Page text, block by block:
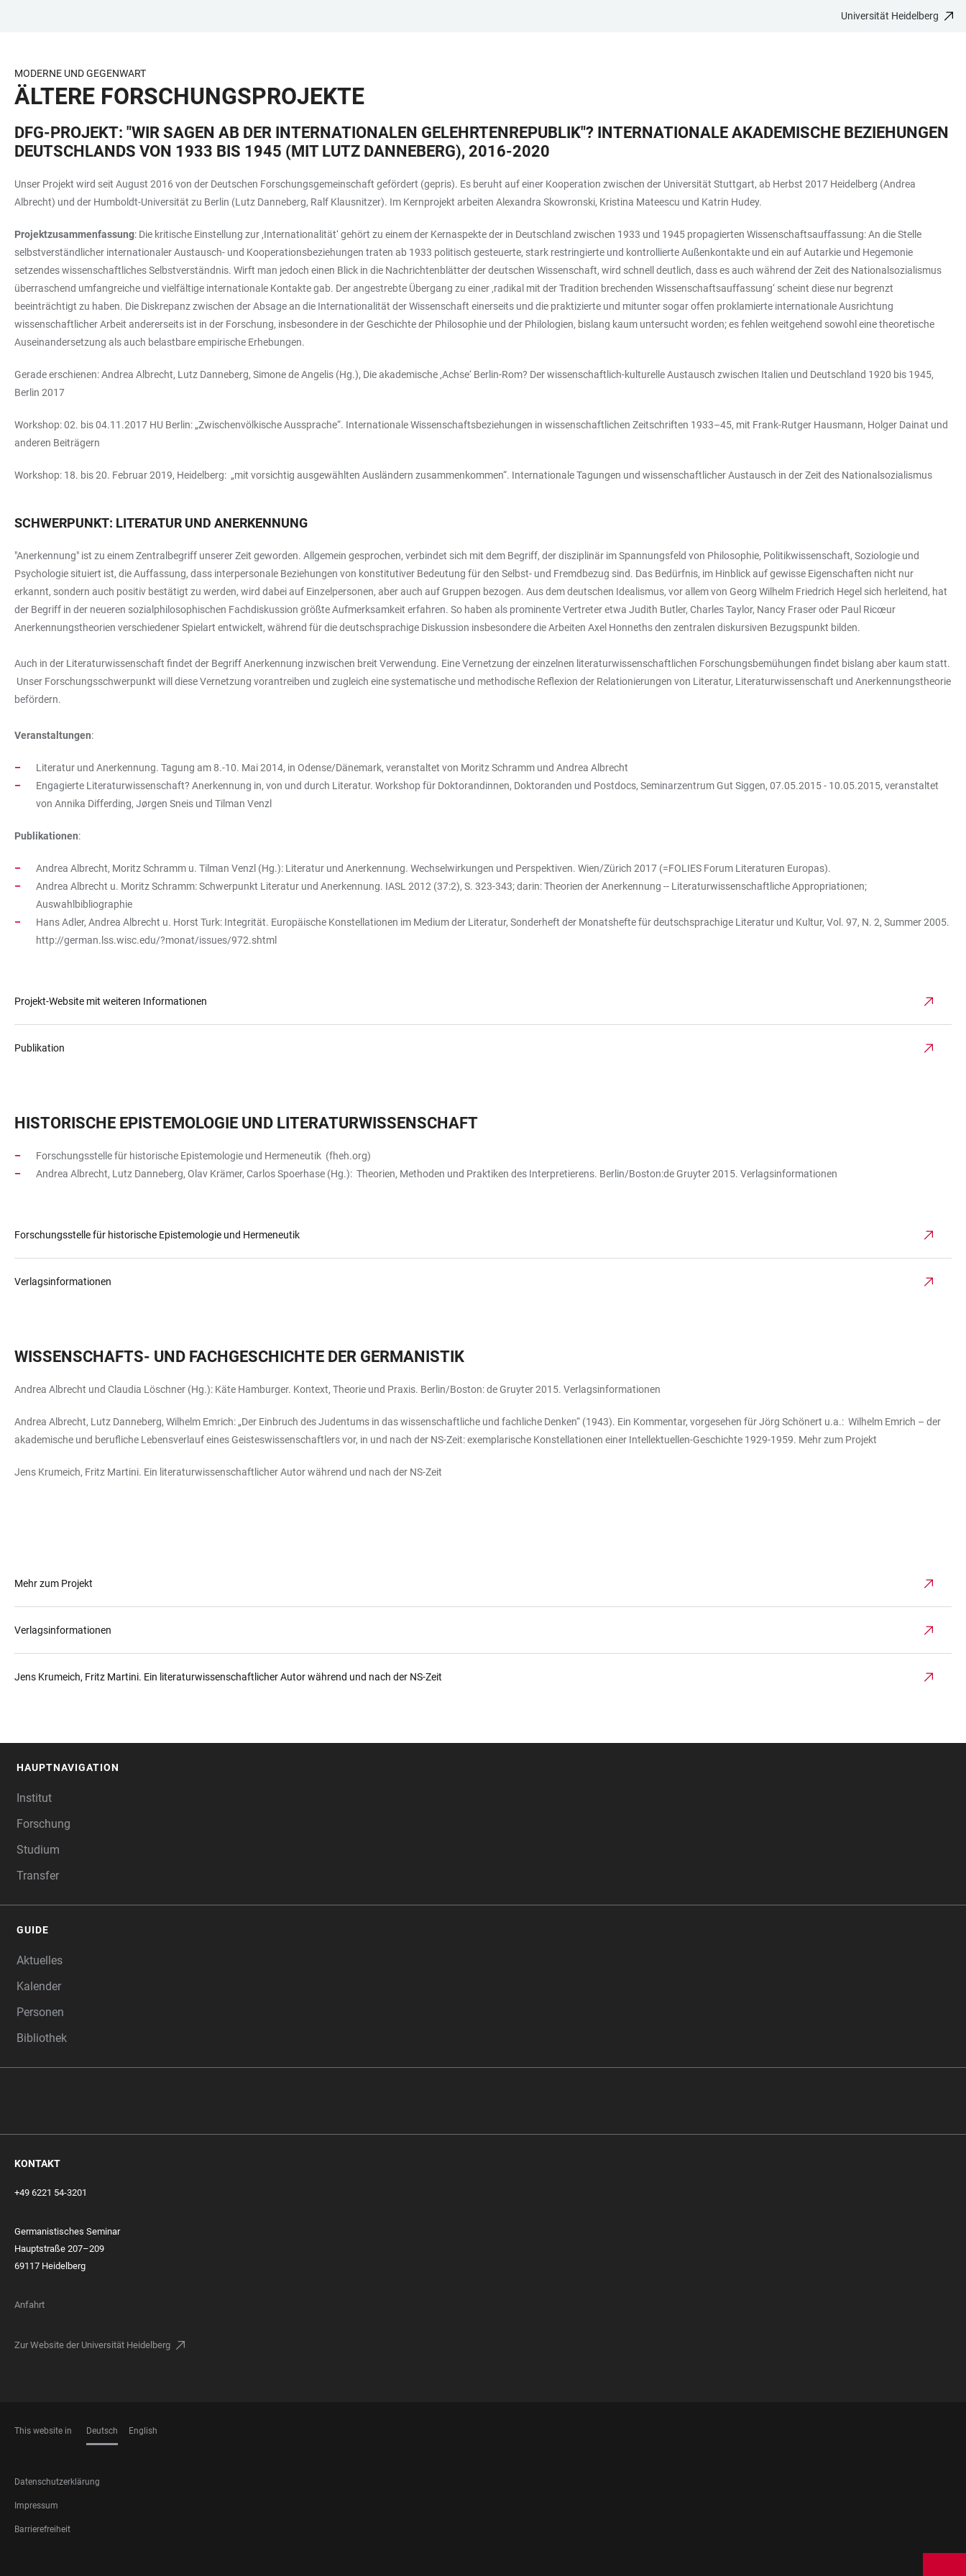
BARRIEREFREIHEIT
Universität Heidelberg
MODERNE UND GEGENWART
ÄLTERE FORSCHUNGSPROJEKTE
DFG-PROJEKT: "WIR SAGEN AB DER INTERNATIONALEN GELEHRTENREPUBLIK"? INTERNATIONALE AKADEMISCHE BEZIEHUNGEN
DEUTSCHLANDS VON 1933 BIS 1945 (MIT LUTZ DANNEBERG), 2016-2020
Unser Projekt wird seit August 2016 von der Deutschen Forschungsgemeinschaft gefördert (gepris). Es beruht auf einer Kooperation zwischen der Universität Stuttgart, ab Herbst 2017 Heidelberg (Andrea
Albrecht) und der Humboldt-Universität zu Berlin (Lutz Danneberg, Ralf Klausnitzer). Im Kernprojekt arbeiten Alexandra Skowronski, Kristina Mateescu und Katrin Hudey.
Projektzusammenfassung: Die kritische Einstellung zur ‚Internationalität‘ gehört zu einem der Kernaspekte der in Deutschland zwischen 1933 und 1945 propagierten Wissenschaftsauffassung: An die Stelle
selbstverständlicher internationaler Austausch- und Kooperationsbeziehungen traten ab 1933 politisch gesteuerte, stark restringierte und kontrollierte Außenkontakte und ein auf Autarkie und Hegemonie
setzendes wissenschaftliches Selbstverständnis. Wirft man jedoch einen Blick in die Nachrichtenblätter der deutschen Wissenschaft, wird schnell deutlich, dass es auch während der Zeit des Nationalsozialismus
überraschend umfangreiche und vielfältige internationale Kontakte gab. Der angestrebte Übergang zu einer ‚radikal mit der Tradition brechenden Wissenschaftsauffassung‘ scheint diese nur begrenzt
beeinträchtigt zu haben. Die Diskrepanz zwischen der Absage an die Internationalität der Wissenschaft einerseits und die praktizierte und mitunter sogar offen proklamierte internationale Ausrichtung
wissenschaftlicher Arbeit andererseits ist in der Forschung, insbesondere in der Geschichte der Philosophie und der Philologien, bislang kaum untersucht worden; es fehlen weitgehend sowohl eine theoretische
Auseinandersetzung als auch belastbare empirische Erhebungen.
Gerade erschienen: Andrea Albrecht, Lutz Danneberg, Simone de Angelis (Hg.), Die akademische ‚Achse‘ Berlin-Rom? Der wissenschaftlich-kulturelle Austausch zwischen Italien und Deutschland 1920 bis 1945,
Berlin 2017
Workshop: 02. bis 04.11.2017 HU Berlin: „Zwischenvölkische Aussprache“. Internationale Wissenschaftsbeziehungen in wissenschaftlichen Zeitschriften 1933–45, mit Frank-Rutger Hausmann, Holger Dainat und
anderen Beiträgern
Workshop: 18. bis 20. Februar 2019, Heidelberg: „mit vorsichtig ausgewählten Ausländern zusammenkommen“. Internationale Tagungen und wissenschaftlicher Austausch in der Zeit des Nationalsozialismus
SCHWERPUNKT: LITERATUR UND ANERKENNUNG
"Anerkennung" ist zu einem Zentralbegriff unserer Zeit geworden. Allgemein gesprochen, verbindet sich mit dem Begriff, der disziplinär im Spannungsfeld von Philosophie, Politikwissenschaft, Soziologie und
Psychologie situiert ist, die Auffassung, dass interpersonale Beziehungen von konstitutiver Bedeutung für den Selbst- und Fremdbezug sind. Das Bedürfnis, im Hinblick auf gewisse Eigenschaften nicht nur
erkannt, sondern auch positiv bestätigt zu werden, wird dabei auf Einzelpersonen, aber auch auf Gruppen bezogen. Aus dem deutschen Idealismus, vor allem von Georg Wilhelm Friedrich Hegel sich herleitend, hat
der Begriff in der neueren sozialphilosophischen Fachdiskussion größte Aufmerksamkeit erfahren. So haben als prominente Vertreter etwa Judith Butler, Charles Taylor, Nancy Fraser oder Paul Ricœur
Anerkennungstheorien verschiedener Spielart entwickelt, während für die deutschsprachige Diskussion insbesondere die Arbeiten Axel Honneths den zentralen diskursiven Bezugspunkt bilden.
Auch in der Literaturwissenschaft findet der Begriff Anerkennung inzwischen breit Verwendung. Eine Vernetzung der einzelnen literaturwissenschaftlichen Forschungsbemühungen findet bislang aber kaum statt.
Unser Forschungsschwerpunkt will diese Vernetzung vorantreiben und zugleich eine systematische und methodische Reflexion der Relationierungen von Literatur, Literaturwissenschaft und Anerkennungstheorie
befördern.
Veranstaltungen:
Literatur und Anerkennung. Tagung am 8.-10. Mai 2014, in Odense/Dänemark, veranstaltet von Moritz Schramm und Andrea Albrecht
Engagierte Literaturwissenschaft? Anerkennung in, von und durch Literatur. Workshop für Doktorandinnen, Doktoranden und Postdocs, Seminarzentrum Gut Siggen, 07.05.2015 - 10.05.2015, veranstaltet
von Annika Differding, Jørgen Sneis und Tilman Venzl
Publikationen:
Andrea Albrecht, Moritz Schramm u. Tilman Venzl (Hg.): Literatur und Anerkennung. Wechselwirkungen und Perspektiven. Wien/Zürich 2017 (=FOLIES Forum Literaturen Europas).
Andrea Albrecht u. Moritz Schramm: Schwerpunkt Literatur und Anerkennung. IASL 2012 (37:2), S. 323-343; darin: Theorien der Anerkennung -- Literaturwissenschaftliche Appropriationen;
Auswahlbibliographie
Hans Adler, Andrea Albrecht u. Horst Turk: Integrität. Europäische Konstellationen im Medium der Literatur, Sonderheft der Monatshefte für deutschsprachige Literatur und Kultur, Vol. 97, N. 2, Summer 2005.
http://german.lss.wisc.edu/?monat/issues/972.shtml
Projekt-Website mit weiteren Informationen
Publikation
HISTORISCHE EPISTEMOLOGIE UND LITERATURWISSENSCHAFT
Forschungsstelle für historische Epistemologie und Hermeneutik (fheh.org)
Andrea Albrecht, Lutz Danneberg, Olav Krämer, Carlos Spoerhase (Hg.): Theorien, Methoden und Praktiken des Interpretierens. Berlin/Boston:de Gruyter 2015. Verlagsinformationen
Forschungsstelle für historische Epistemologie und Hermeneutik
Verlagsinformationen
WISSENSCHAFTS- UND FACHGESCHICHTE DER GERMANISTIK
Andrea Albrecht und Claudia Löschner (Hg.): Käte Hamburger. Kontext, Theorie und Praxis. Berlin/Boston: de Gruyter 2015. Verlagsinformationen
Andrea Albrecht, Lutz Danneberg, Wilhelm Emrich: „Der Einbruch des Judentums in das wissenschaftliche und fachliche Denken“ (1943). Ein Kommentar, vorgesehen für Jörg Schönert u.a.: Wilhelm Emrich – der
akademische und berufliche Lebensverlauf eines Geisteswissenschaftlers vor, in und nach der NS-Zeit: exemplarische Konstellationen einer Intellektuellen-Geschichte 1929-1959. Mehr zum Projekt
Jens Krumeich, Fritz Martini. Ein literaturwissenschaftlicher Autor während und nach der NS-Zeit
Mehr zum Projekt
Verlagsinformationen
Jens Krumeich, Fritz Martini. Ein literaturwissenschaftlicher Autor während und nach der NS-Zeit
HAUPTNAVIGATION
Institut
Forschung
Studium
Transfer
GUIDE
Aktuelles
Kalender
Personen
Bibliothek
KONTAKT
+49 6221 54-3201
Germanistisches Seminar
Hauptstraße 207–209
69117 Heidelberg
Anfahrt
Zur Website der Universität Heidelberg
This website in Deutsch English
FOOTER
LEGAL
Datenschutzerklärung
Impressum
Barrierefreiheit